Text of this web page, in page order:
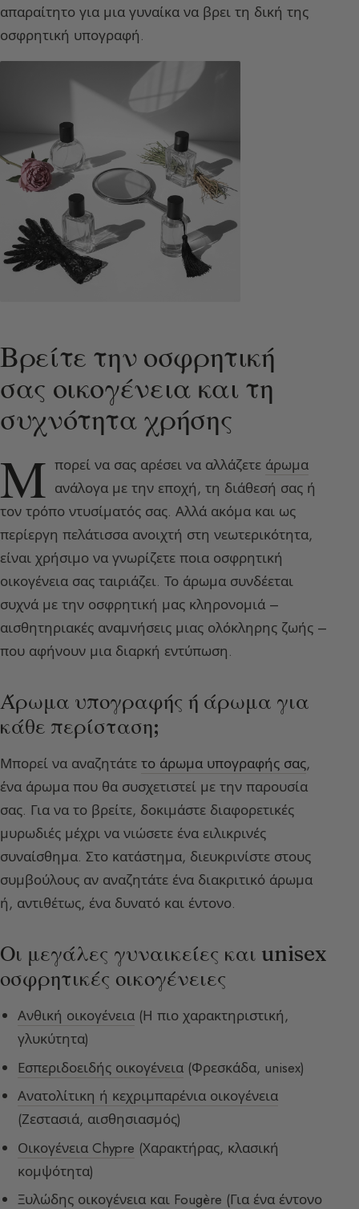
απαραίτητο για μια γυναίκα να βρει τη δική της
οσφρητική υπογραφή.
Βρείτε την οσφρητική
σας οικογένεια και τη
συχνότητα χρήσης
Μ πορεί να σας αρέσει να αλλάζετε άρωμα
ανάλογα με την εποχή, τη διάθεσή σας ή
τον τρόπο ντυσίματός σας. Αλλά ακόμα και ως
περίεργη πελάτισσα ανοιχτή στη νεωτερικότητα,
είναι χρήσιμο να γνωρίζετε ποια οσφρητική
οικογένεια σας ταιριάζει. Το άρωμα συνδέεται
συχνά με την οσφρητική μας κληρονομιά –
αισθητηριακές αναμνήσεις μιας ολόκληρης ζωής –
που αφήνουν μια διαρκή εντύπωση.
Άρωμα υπογραφής ή άρωμα για
κάθε περίσταση;
Μπορεί να αναζητάτε το άρωμα υπογραφής σας,
ένα άρωμα που θα συσχετιστεί με την παρουσία
σας. Για να το βρείτε, δοκιμάστε διαφορετικές
μυρωδιές μέχρι να νιώσετε ένα ειλικρινές
συναίσθημα. Στο κατάστημα, διευκρινίστε στους
συμβούλους αν αναζητάτε ένα διακριτικό άρωμα
ή, αντιθέτως, ένα δυνατό και έντονο.
Οι μεγάλες γυναικείες και unisex
οσφρητικές οικογένειες
Ανθική οικογένεια (Η πιο χαρακτηριστική,
γλυκύτητα)
Εσπεριδοειδής οικογένεια (Φρεσκάδα, unisex)
Ανατολίτικη ή κεχριμπαρένια οικογένεια
(Ζεστασιά, αισθησιασμός)
Οικογένεια Chypre (Χαρακτήρας, κλασική
κομψότητα)
Ξυλώδης οικογένεια και Fougère (Για ένα έντονο